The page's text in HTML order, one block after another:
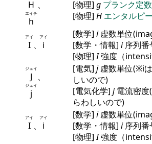
H 、
h
エイチ
[物理] g プランク定数
[物理] H エンタルピー
I
アイ
、 i
アイ [数学] i虚数単位
[数学・情報] i序列番
[物理]I強度（
J
ジェイ
、
j
ジェイ
[電気] j虚数単位(※i
しいので)
[電気化学] j電流密度
らわしいので)
I
アイ
、 i
アイ [数学] i虚数単位
[数学・情報] i序列番
[物理]I強度（